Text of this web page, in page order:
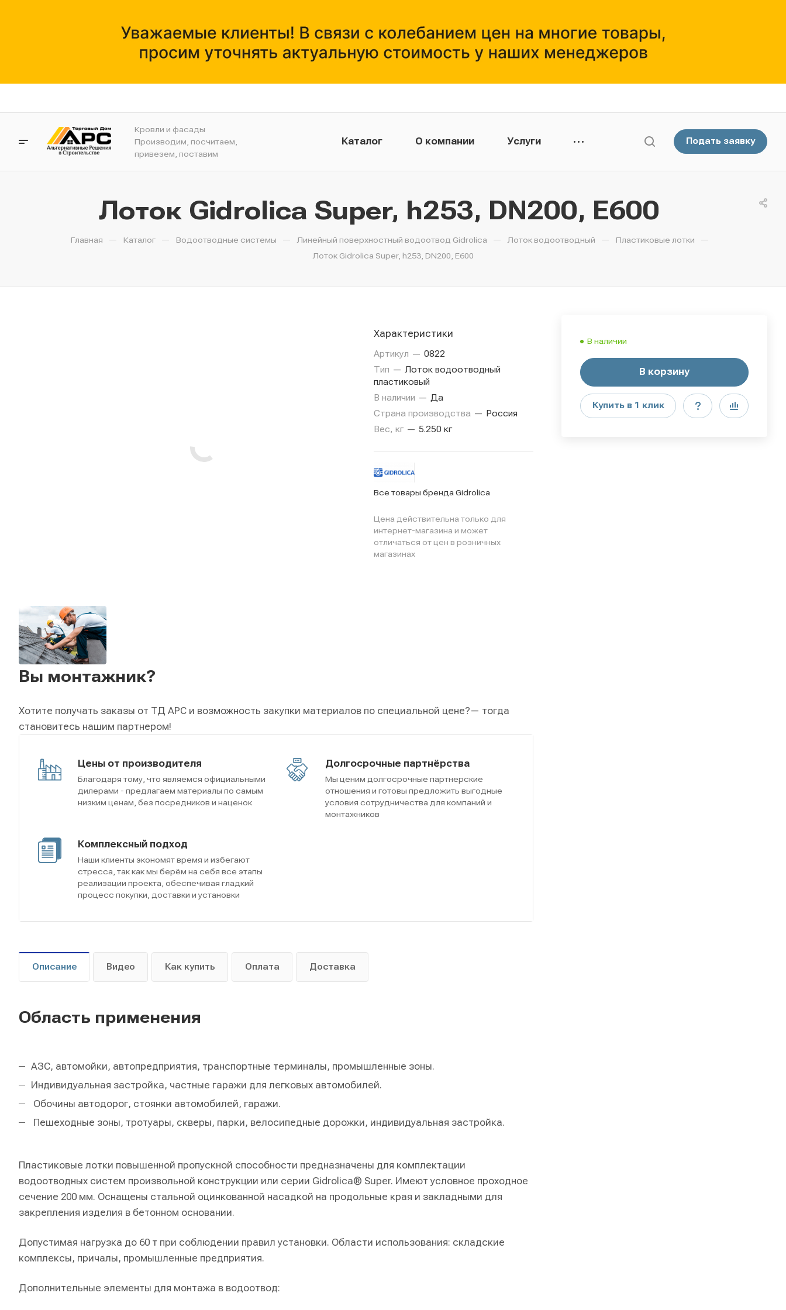
Кровли и фасады
Производим, посчитаем,
привезем, поставим
Каталог О компании Услуги Подать заявку
Лоток Gidrolica Super, h253, DN200, E600
Главная — Каталог — Водоотводные системы — Линейный поверхностный водоотвод Gidrolica — Лоток водоотводный — Пластиковые лотки —
Лоток Gidrolica Super, h253, DN200, E600
В наличии
В корзину
Купить в 1 клик
Характеристики
Артикул — 0822
Тип — Лоток водоотводный
пластиковый
В наличии — Да
Страна производства — Россия
Вес, кг — 5.250 кг
Все товары бренда Gidrolica
Цена действительна только для
интернет-магазина и может
отличаться от цен в розничных
магазинах
Вы монтажник?
Хотите получать заказы от ТД АРС и возможность закупки материалов по специальной цене?— тогда
становитесь нашим партнером!
Цены от производителя
Благодаря тому, что являемся официальными
дилерами - предлагаем материалы по самым
низким ценам, без посредников и наценок
Долгосрочные партнёрства
Мы ценим долгосрочные партнерские
отношения и готовы предложить выгодные
условия сотрудничества для компаний и
монтажников
Комплексный подход
Наши клиенты экономят время и избегают
стресса, так как мы берём на себя все этапы
реализации проекта, обеспечивая гладкий
процесс покупки, доставки и установки
Описание Видео Как купить Оплата Доставка
Область применения
АЗС, автомойки, автопредприятия, транспортные терминалы, промышленные зоны.
Индивидуальная застройка, частные гаражи для легковых автомобилей.
Обочины автодорог, стоянки автомобилей, гаражи.
Пешеходные зоны, тротуары, скверы, парки, велосипедные дорожки, индивидуальная застройка.
Пластиковые лотки повышенной пропускной способности предназначены для комплектации
водоотводных систем произвольной конструкции или серии Gidrolica® Super. Имеют условное проходное
сечение 200 мм. Оснащены стальной оцинкованной насадкой на продольные края и закладными для
закрепления изделия в бетонном основании.
Допустимая нагрузка до 60 т при соблюдении правил установки. Области использования: складские
комплексы, причалы, промышленные предприятия.
Дополнительные элементы для монтажа в водоотвод: